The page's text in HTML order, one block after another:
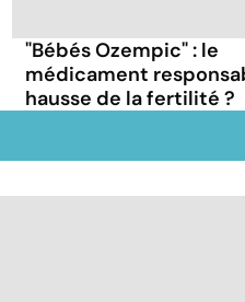
"Bébés Ozempic" : le
médicament
hausse de la fertilité ?